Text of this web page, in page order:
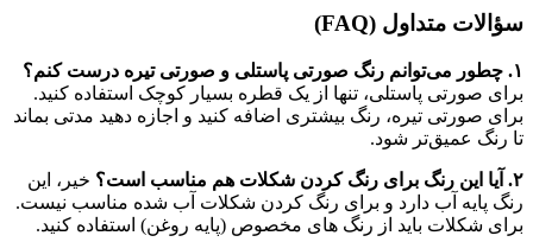
سؤالات متداول (FAQ)
۱. چطور می‌توانم رنگ صورتی پاستلی و صورتی تیره درست کنم؟
برای صورتی پاستلی، تنها از یک قطره بسیار کوچک استفاده کنید.
برای صورتی تیره، رنگ بیشتری اضافه کنید و اجازه دهید مدتی بماند
تا رنگ عمیق‌تر شود.
۲. آیا این رنگ برای رنگ کردن شکلات هم مناسب است؟
خیر، این
رنگ پایه آب دارد و برای رنگ کردن شکلات آب شده مناسب نیست.
برای شکلات باید از رنگ های مخصوص (پایه روغن) استفاده کنید.